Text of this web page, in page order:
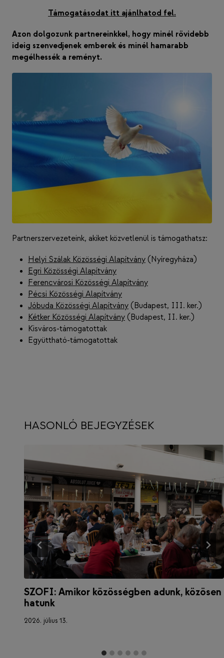
Támogatásodat itt ajánlhatod fel.
Azon dolgozunk partnereinkkel, hogy minél rövidebb
ideig szenvedjenek emberek és minél hamarabb
megélhessék a reményt.
Partnerszervezeteink, akiket közvetlenül is támogathatsz:
Helyi Szálak Közösségi Alapítvány (Nyíregyháza)
Egri Közösségi Alapítvány
Ferencvárosi Közösségi Alapítvány
Pécsi Közösségi Alapítvány
Jóbuda Közösségi Alapítvány (Budapest, III. ker.)
Kétker Közösségi Alapítvány (Budapest, II. ker.)
Kisváros-támogatottak
Együttható-támogatottak
HASONLÓ BEJEGYZÉSEK
SZOFI: Amikor közösségben adunk, közösen
hatunk
2026. július 13.